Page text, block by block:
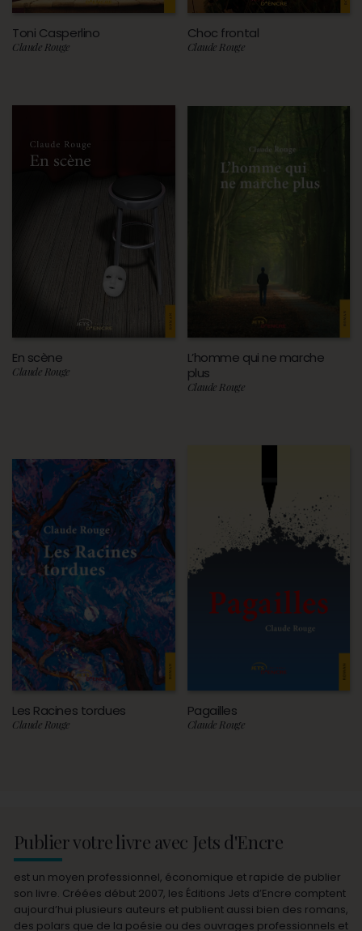
Toni Casperlino
Claude Rouge
Choc frontal
Claude Rouge
En scène
Claude Rouge
L’homme qui ne marche
plus
Claude Rouge
Les Racines tordues
Claude Rouge
Pagailles
Claude Rouge
Publier votre livre avec Jets d'Encre
est un moyen professionnel, économique et rapide de publier
son livre. Créées début 2007, les Éditions Jets d’Encre comptent
aujourd’hui plusieurs auteurs et publient aussi bien des romans,
des polars que de la poésie ou des ouvrages professionnels et